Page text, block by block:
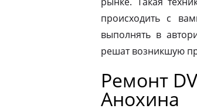
происходить с
выполнять в
решат возникшую
Ремонт
Анохина